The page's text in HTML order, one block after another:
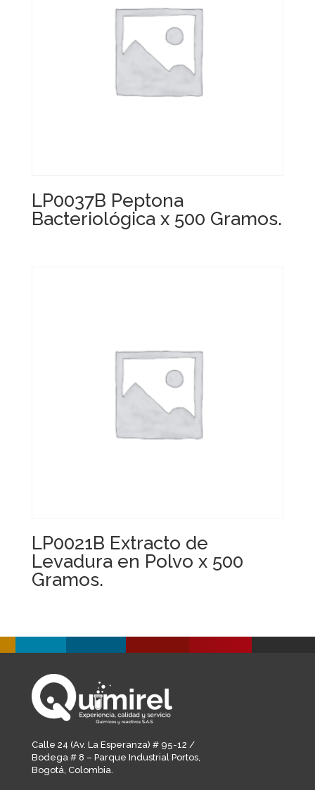
LP0037B Peptona
Bacteriológica x 500 Gramos.
LP0021B Extracto de
Levadura en Polvo x 500
Gramos.
Calle 24 (Av. La Esperanza) # 95-12 /
Bodega # 8 – Parque Industrial Portos,
Bogotá, Colombia.